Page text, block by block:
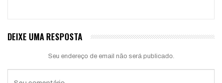
DEIXE UMA RESPOSTA
Seu endereço de email não será publicado.